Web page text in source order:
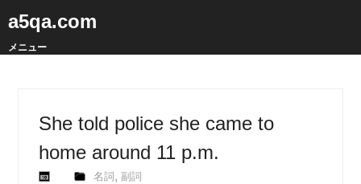
a5qa.com
メニュー
She told police she came to
home around 11 p.m.
名詞 ,副詞